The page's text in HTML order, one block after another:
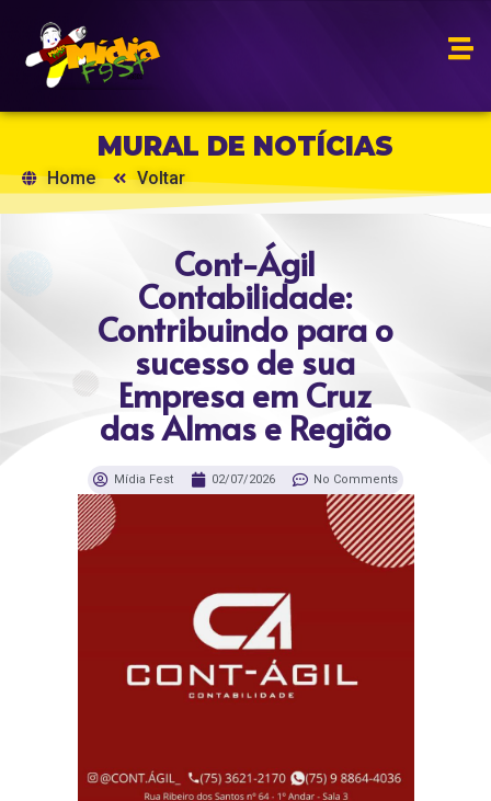
MURAL DE NOTÍCIAS
Home Voltar
Cont-Ágil
Contabilidade:
Contribuindo para o
sucesso de sua
Empresa em Cruz
das Almas e Região
Mídia Fest 02/07/2026 No Comments